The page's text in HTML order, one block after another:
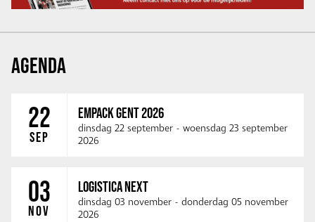
AGENDA
22
SEP
EMPACK GENT 2026
dinsdag 22 september - woensdag 23 september
2026
03
NOV
LOGISTICA NEXT
dinsdag 03 november - donderdag 05 november
2026